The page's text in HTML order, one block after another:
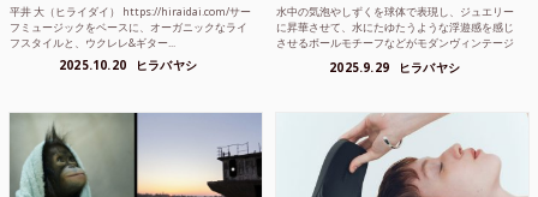
平井 大（ヒライダイ） https://hiraidai.com/サー
フミュージックをベースに、オーガニックなライ
フスタイルと、ウクレレ&ギター...
2025.10.20 ヒラバヤシ
水中の気泡やしずくを球体で表現し、ジュエリー
に昇華させて、水にたゆたうような浮遊感を感じ
させるボールモチーフなどがモダンヴィンテージ
2025.9.29 ヒラバヤシ